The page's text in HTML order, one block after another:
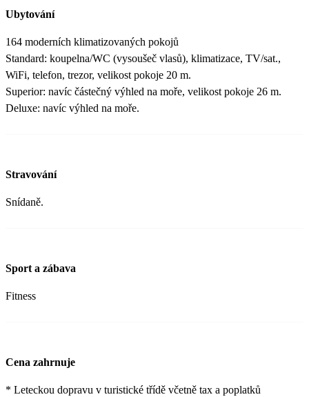
Ubytování
164 moderních klimatizovaných pokojů
Standard: koupelna/WC (vysoušeč vlasů), klimatizace, TV/sat.,
WiFi, telefon, trezor, velikost pokoje 20 m.
Superior: navíc částečný výhled na moře, velikost pokoje 26 m.
Deluxe: navíc výhled na moře.
Stravování
Snídaně.
Sport a zábava
Fitness
Cena zahrnuje
* Leteckou dopravu v turistické třídě včetně tax a poplatků